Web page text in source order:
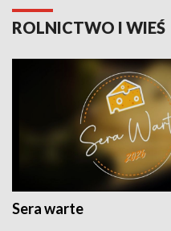
ROLNICTWO I WIEŚ
Sera warte